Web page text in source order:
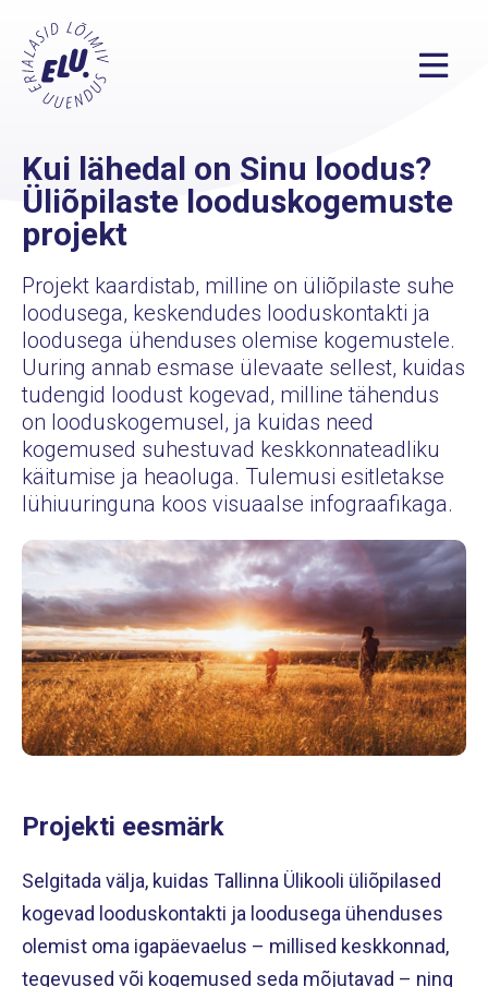
Kui lähedal on Sinu loodus?
Üliõpilaste looduskogemuste
projekt
Projekt kaardistab, milline on üliõpilaste suhe
loodusega, keskendudes looduskontakti ja
loodusega ühenduses olemise kogemustele.
Uuring annab esmase ülevaate sellest, kuidas
tudengid loodust kogevad, milline tähendus
on looduskogemusel, ja kuidas need
kogemused suhestuvad keskkonnateadliku
käitumise ja heaoluga. Tulemusi esitletakse
lühiuuringuna koos visuaalse infograafikaga.
Projekti eesmärk
Selgitada välja, kuidas Tallinna Ülikooli üliõpilased
kogevad looduskontakti ja loodusega ühenduses
olemist oma igapäevaelus – millised keskkonnad,
tegevused või kogemused seda mõjutavad – ning